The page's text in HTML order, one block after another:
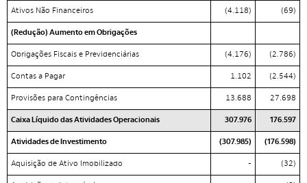
Ativos Não Financeiros (4.118) (69)
(Redução) Aumento em Obrigações
Obrigações Fiscais e Previdenciárias (4.176) (2.786)
Contas a Pagar 1.102 (2.544)
Provisões para Contingências 13.688 27.698
Caixa Líquido das Atividades Operacionais 307.976 176.597
Atividades de Investimento (307.985) (176.598)
Aquisição de Ativo Imobilizado - (32)